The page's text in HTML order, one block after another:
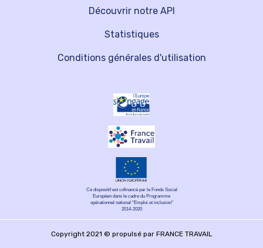
Découvrir notre API
Statistiques
Conditions générales d'utilisation
Ce dispositif est cofinancé par le Fonds Social
Européen dans le cadre du Programme
opérationnel national "Emploi et inclusion"
2014-2020
Copyright 2021 © propulsé par FRANCE TRAVAIL